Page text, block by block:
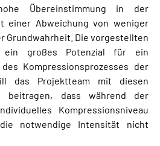
Übereinstimmung in der
einer Abweichung von weniger
Grundwahrheit. Die vorgestellten
ein großes Potenzial für ein
Kompressionsprozesses der
das Projektteam mit diesen
beitragen, dass während der
Kompressionsniveau
notwendige Intensität nicht